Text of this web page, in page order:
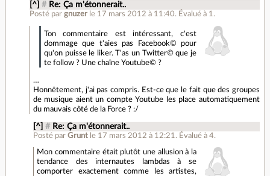
[^] # Re: Ça m'étonnerait..
Posté par gnuzer le 17 mars 2012 à 11:40. Évalué à 1 .
Ton commentaire est intéressant, c'est
dommage que t'aies pas Facebook© pour
qu'on puisse le liker. T'as un Twitter© que je
te follow ? Une chaîne Youtube© ?
…
Honnêtement, j'ai pas compris. Est-ce que le fait que des groupes
de musique aient un compte Youtube les place automatiquement
du mauvais côté de la Force ? :/
[^] # Re: Ça m'étonnerait..
Posté parGrunt le 17 mars 2012 à 12:21 . Évalué à4.
Mon commentaire était plutôt une allusion à la
tendance des internautes lambdas à se
comporter exactement comme les artistes,